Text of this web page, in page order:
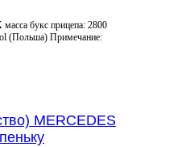
букс прицепа: 2800
(Польша) Примечание:
MERCEDES